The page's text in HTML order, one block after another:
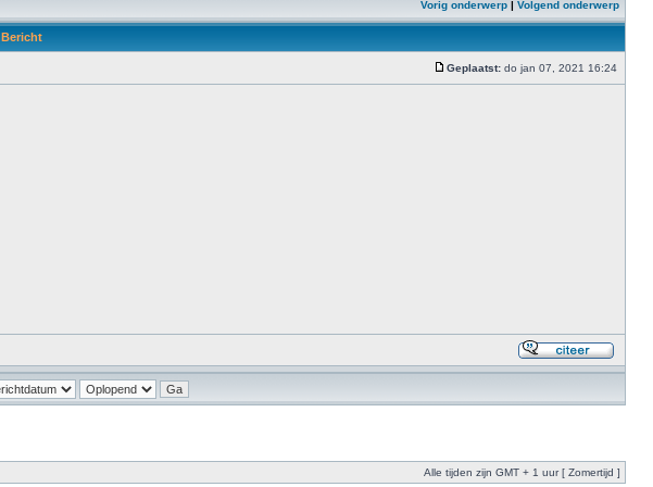
Vorig onderwerp | Volgend onderwerp
Bericht
Geplaatst: do jan 07, 2021 16:24
Alle tijden zijn GMT + 1 uur [ Zomertijd ]